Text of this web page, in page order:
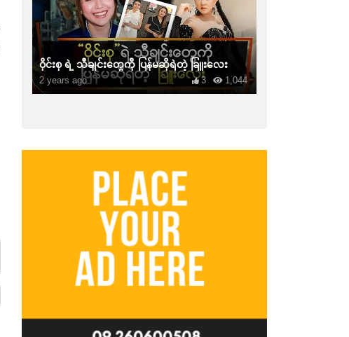
ဝိုင်းစု ရဲ့ သီချင်းတွေကို ပြန်မဆိုရဲတဲ့ ခြူးလေး
2 years ago 1,044
3